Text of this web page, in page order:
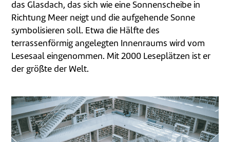
das Glasdach, das sich wie eine Sonnenscheibe in
Richtung Meer neigt und die aufgehende Sonne
symbolisieren soll. Etwa die Hälfte des
terrassenförmig angelegten Innenraums wird vom
Lesesaal eingenommen. Mit 2000 Leseplätzen ist er
der größte der Welt.